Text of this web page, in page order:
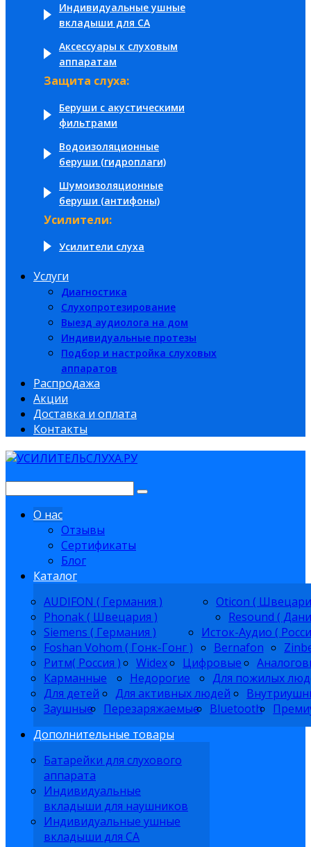
Индивидуальные ушные
вкладыши для СА
Аксессуары к слуховым
аппаратам
Защита слуха:
Беруши с акустическими
фильтрами
Водоизоляционные
беруши (гидроплаги)
Шумоизоляционные
беруши (антифоны)
Усилители:
Усилители слуха
Услуги
Диагностика
Слухопротезирование
Выезд аудиолога на дом
Индивидуальные протезы
Подбор и настройка слуховых
аппаратов
Распродажа
Акции
Доставка и оплата
Контакты
О нас
Отзывы
Сертификаты
Блог
Каталог
AUDIFON ( Германия )
Oticon (
Phonak ( Швецария )
Resound (
Siemens ( Германия )
Исток-Аудио (
Foshan Vohom ( Гонк-Гонг )
Bernafon
Ритм( Россия )
Widex Цифровые
Карманные
Недорогие
Для пожилых
Для детей
Для активных людей
Заушные
Перезаряжаемые Bluetooth
Дополнительные товары
Батарейки для слухового
аппарата
Индивидуальные
вкладыши для наушников
Индивидуальные ушные
вкладыши для СА